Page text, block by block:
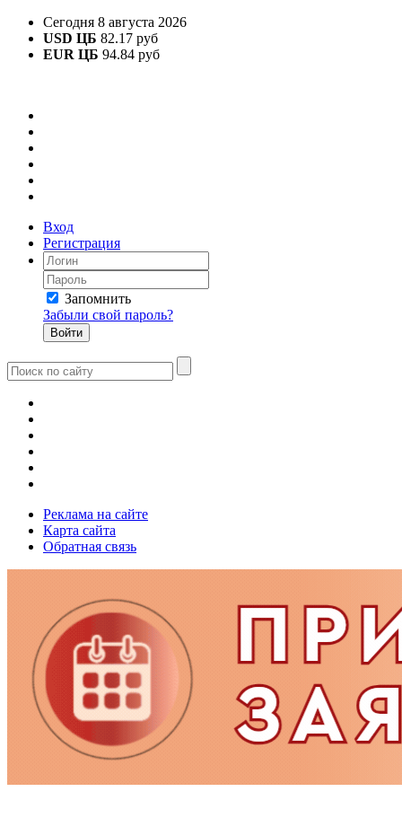
Сегодня 8 августа 2026
USD ЦБ 82.17 руб
EUR ЦБ 94.84 руб
Вход
Регистрация
Запомнить
Забыли свой пароль?
Реклама на сайте
Карта сайта
Обратная связь